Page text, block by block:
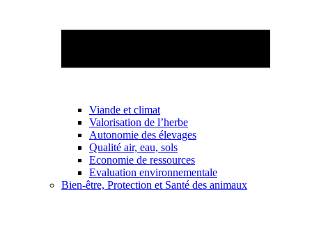
Viande et climat
Valorisation de l’herbe
Autonomie des élevages
Qualité air, eau, sols
Economie de ressources
Evaluation environnementale
Bien-être, Protection et Santé des animaux